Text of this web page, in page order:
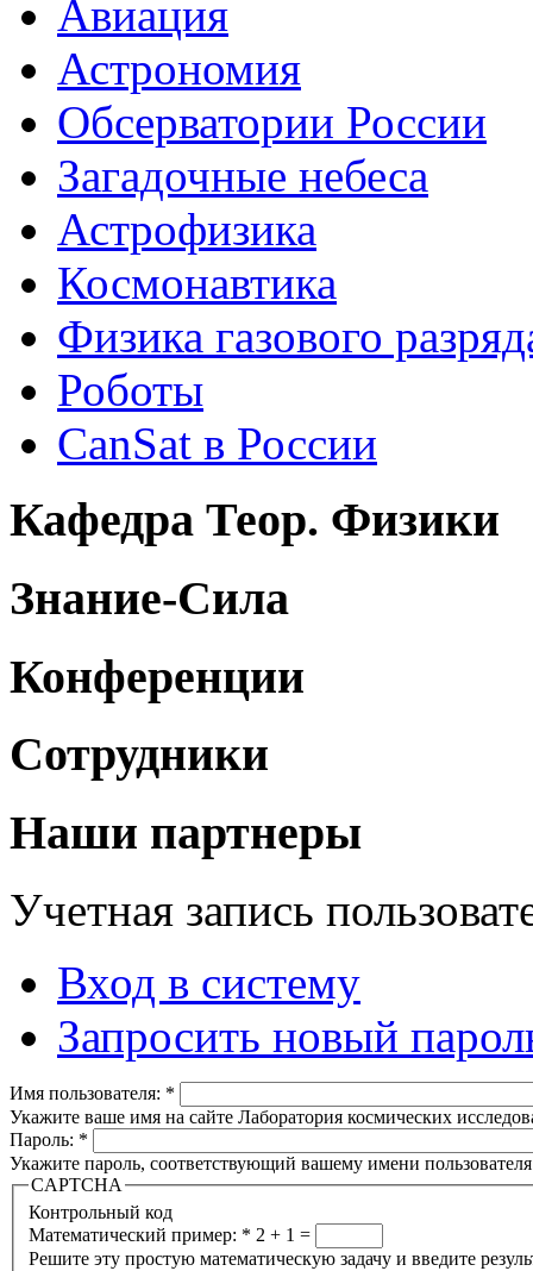
Авиация
Астрономия
Обсерватории России
Загадочные небеса
Астрофизика
Космонавтика
Физика газового
Роботы
CanSat в России
Кафедра Теор. Физики
Знание-Сила
Конференции
Сотрудники
Наши партнеры
Учетная запись
Вход в систему
Запросить новый
Имя пользователя: *
Укажите ваше имя на сайте Лаборатория космических
Пароль: *
Укажите пароль, соответствующий вашему имени
CAPTCHA
Контрольный код
Математический пример: * 2 + 1 =
Решите эту простую математическую задачу и введите